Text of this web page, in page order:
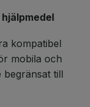
kompatibel
mobila och
begränsat till